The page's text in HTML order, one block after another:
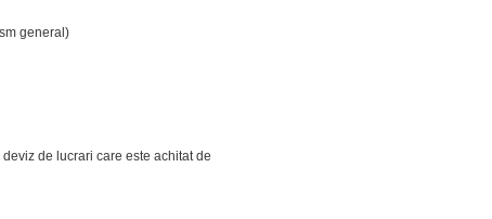
general)
de lucrari care este achitat de